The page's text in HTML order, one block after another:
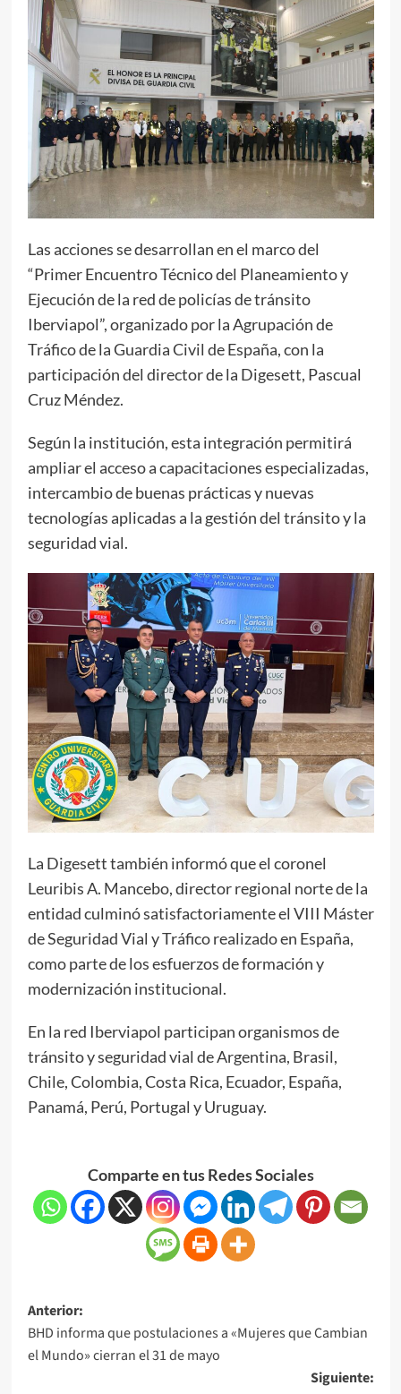
Las acciones se desarrollan en el marco del
“Primer Encuentro Técnico del Planeamiento y
Ejecución de la red de policías de tránsito
Iberviapol”, organizado por la Agrupación de
Tráfico de la Guardia Civil de España, con la
participación del director de la Digesett, Pascual
Cruz Méndez.
Según la institución, esta integración permitirá
ampliar el acceso a capacitaciones especializadas,
intercambio de buenas prácticas y nuevas
tecnologías aplicadas a la gestión del tránsito y la
seguridad vial.
La Digesett también informó que el coronel
Leuribis A. Mancebo, director regional norte de la
entidad culminó satisfactoriamente el VIII Máster
de Seguridad Vial y Tráfico realizado en España,
como parte de los esfuerzos de formación y
modernización institucional.
En la red Iberviapol participan organismos de
tránsito y seguridad vial de Argentina, Brasil,
Chile, Colombia, Costa Rica, Ecuador, España,
Panamá, Perú, Portugal y Uruguay.
Comparte en tus Redes Sociales
Anterior:
BHD informa que postulaciones a «Mujeres que Cambian
el Mundo» cierran el 31 de mayo
Siguiente: